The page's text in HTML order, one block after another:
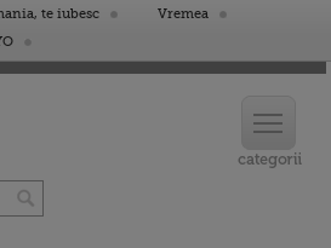
te iubesc
Vremea